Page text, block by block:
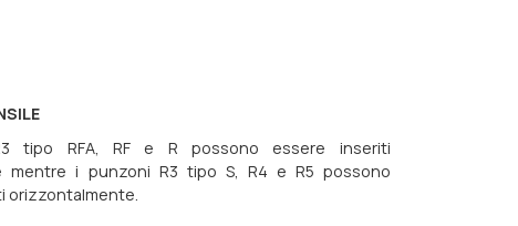
tipo RFA, RF e R possono essere inseriti
mentre i punzoni R3 tipo S, R4 e R5 possono
orizzontalmente.